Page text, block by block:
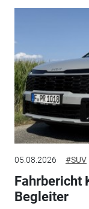
05.08.2026 #SUV
Fahrbericht
Begleiter